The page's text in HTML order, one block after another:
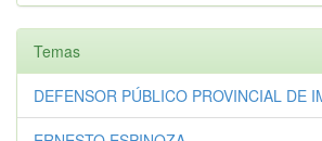
Temas
DEFENSOR PÚBLICO PROVINCIAL DE